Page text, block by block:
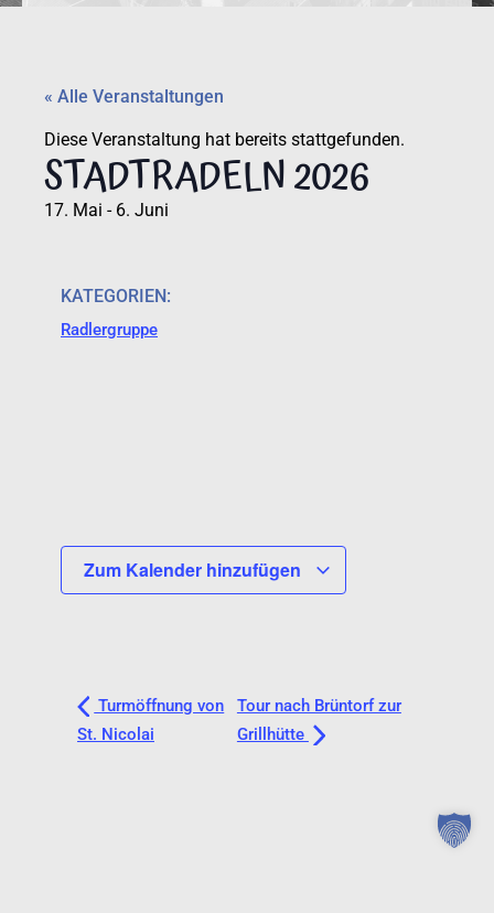
« Alle Veranstaltungen
Diese Veranstaltung hat bereits stattgefunden.
STADTRADELN 2026
17. Mai - 6. Juni
KATEGORIEN:
Radlergruppe
Zum Kalender hinzufügen
Turmöffnung von
St. Nicolai
Tour nach Brüntorf zur
Grillhütte